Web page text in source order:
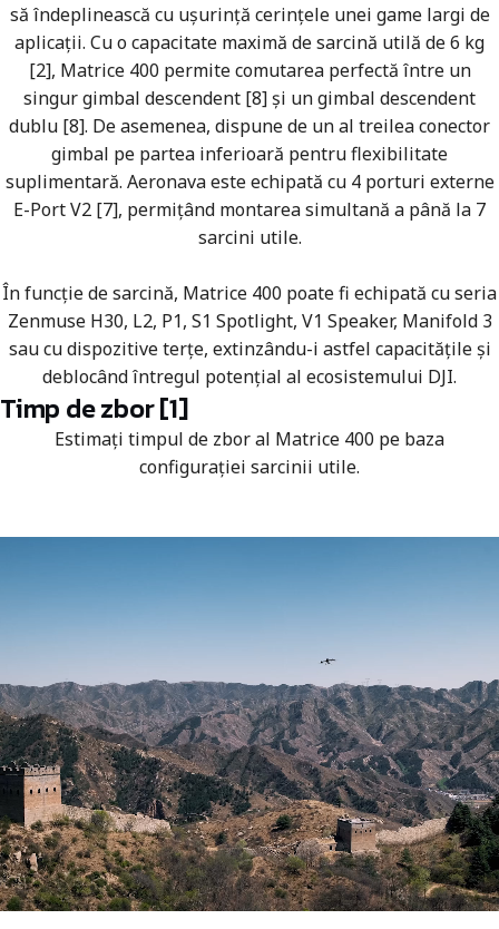
să îndeplinească cu ușurință cerințele unei game largi de
aplicații. Cu o capacitate maximă de sarcină utilă de 6 kg
[2], Matrice 400 permite comutarea perfectă între un
singur gimbal descendent [8] și un gimbal descendent
dublu [8]. De asemenea, dispune de un al treilea conector
gimbal pe partea inferioară pentru flexibilitate
suplimentară. Aeronava este echipată cu 4 porturi externe
E-Port V2 [7], permițând montarea simultană a până la 7
sarcini utile.
În funcție de sarcină, Matrice 400 poate fi echipată cu seria
Zenmuse H30, L2, P1, S1 Spotlight, V1 Speaker, Manifold 3
sau cu dispozitive terțe, extinzându-i astfel capacitățile și
deblocând întregul potențial al ecosistemului DJI.
Timp de zbor [1]
Estimați timpul de zbor al Matrice 400 pe baza
configurației sarcinii utile.